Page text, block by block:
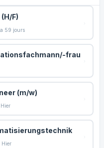
F)
a 59 jours
frau
(m/w)
Hier